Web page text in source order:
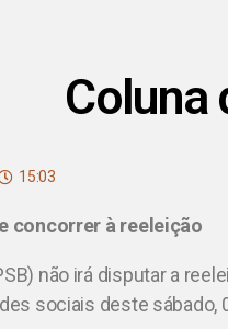
Coluna
15:03
concorrer à reeleição
não irá disputar a
sociais deste sábado,